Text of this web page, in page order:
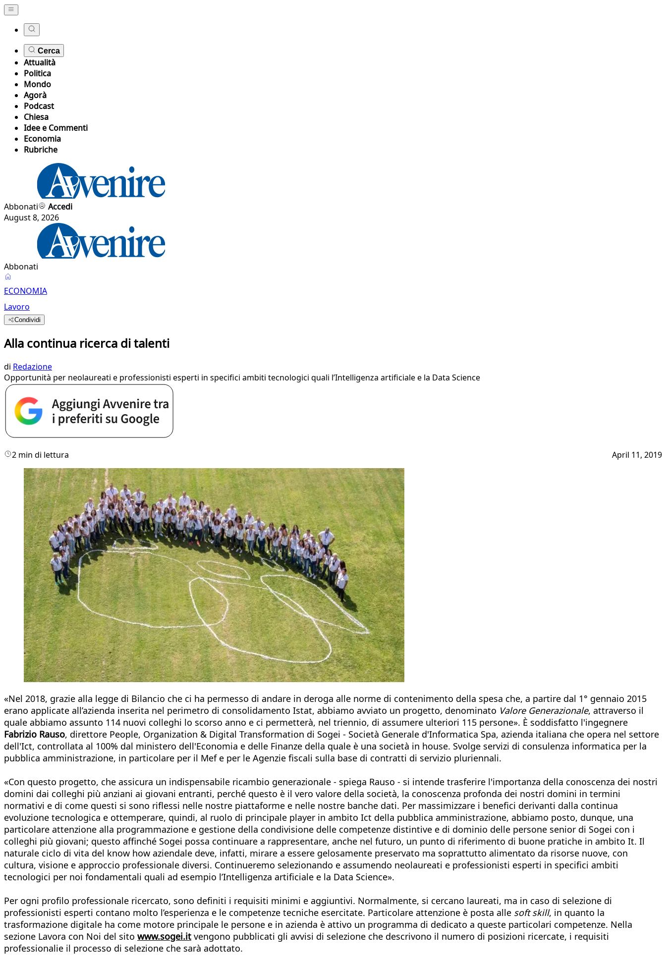
Cerca
Attualità
Politica
Mondo
Agorà
Podcast
Chiesa
Idee e Commenti
Economia
Rubriche
Abbonati
Accedi
August 8, 2026
Abbonati
ECONOMIA
Lavoro
Condividi
Alla continua ricerca di talenti
di Redazione
Opportunità per neolaureati e professionisti esperti in specifici ambiti tecnologici quali l’Intelligenza artificiale e la Data Science
2 min di lettura April 11, 2019
«Nel 2018, grazie alla legge di Bilancio che ci ha permesso di andare in deroga alle norme di contenimento della spesa che, a partire dal 1° gennaio 2015
erano applicate all’azienda inserita nel perimetro di consolidamento Istat, abbiamo avviato un progetto, denominato Valore Generazionale, attraverso il
quale abbiamo assunto 114 nuovi colleghi lo scorso anno e ci permetterà, nel triennio, di assumere ulteriori 115 persone». È soddisfatto l'ingegnere
Fabrizio Rauso, direttore People, Organization & Digital Transformation di Sogei - Società Generale d'Informatica Spa, azienda italiana che opera nel settore
dell'Ict, controllata al 100% dal ministero dell'Economia e delle Finanze della quale è una società in house. Svolge servizi di consulenza informatica per la
pubblica amministrazione, in particolare per il Mef e per le Agenzie fiscali sulla base di contratti di servizio pluriennali.
«Con questo progetto, che assicura un indispensabile ricambio generazionale - spiega Rauso - si intende trasferire l'importanza della conoscenza dei nostri
domini dai colleghi più anziani ai giovani entranti, perché questo è il vero valore della società, la conoscenza profonda dei nostri domini in termini
normativi e di come questi si sono riflessi nelle nostre piattaforme e nelle nostre banche dati. Per massimizzare i benefici derivanti dalla continua
evoluzione tecnologica e ottemperare, quindi, al ruolo di principale player in ambito Ict della pubblica amministrazione, abbiamo posto, dunque, una
particolare attenzione alla programmazione e gestione della condivisione delle competenze distintive e di dominio delle persone senior di Sogei con i
colleghi più giovani; questo affinché Sogei possa continuare a rappresentare, anche nel futuro, un punto di riferimento di buone pratiche in ambito It. Il
naturale ciclo di vita del know how aziendale deve, infatti, mirare a essere gelosamente preservato ma soprattutto alimentato da risorse nuove, con
cultura, visione e approccio professionale diversi. Continueremo selezionando e assumendo neolaureati e professionisti esperti in specifici ambiti
tecnologici per noi fondamentali quali ad esempio l’Intelligenza artificiale e la Data Science».
Per ogni profilo professionale ricercato, sono definiti i requisiti minimi e aggiuntivi. Normalmente, si cercano laureati, ma in caso di selezione di
professionisti esperti contano molto l’esperienza e le competenze tecniche esercitate. Particolare attenzione è posta alle soft skill, in quanto la
trasformazione digitale ha come motore principale le persone e in azienda è attivo un programma di dedicato a queste particolari competenze. Nella
sezione Lavora con Noi del sito www.sogei.it vengono pubblicati gli avvisi di selezione che descrivono il numero di posizioni ricercate, i requisiti
professionalie il processo di selezione che sarà adottato.